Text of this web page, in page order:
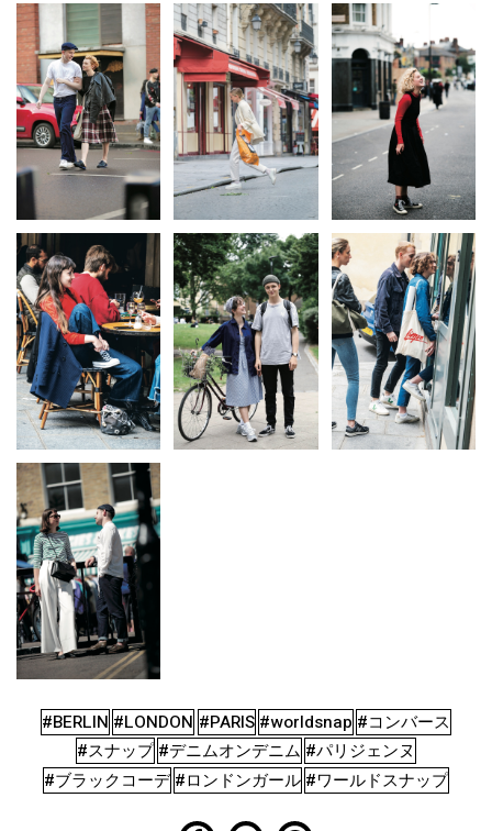
#BERLIN #LONDON #PARIS #worldsnap #コンバース
#スナップ #デニムオンデニム #パリジェンヌ
#ブラックコーデ #ロンドンガール #ワールドスナップ